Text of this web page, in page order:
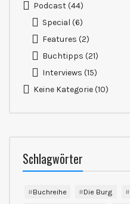
Podcast(44)
Special (6)
Features (2)
Buchtipps (21)
Interviews (15)
Keine Kategorie(10)
Schlagwörter
Buchreihe Die Burg